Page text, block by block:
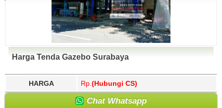
Harga Tenda Gazebo Surabaya
HARGA Rp. (Hubungi CS)
Chat Whatsapp